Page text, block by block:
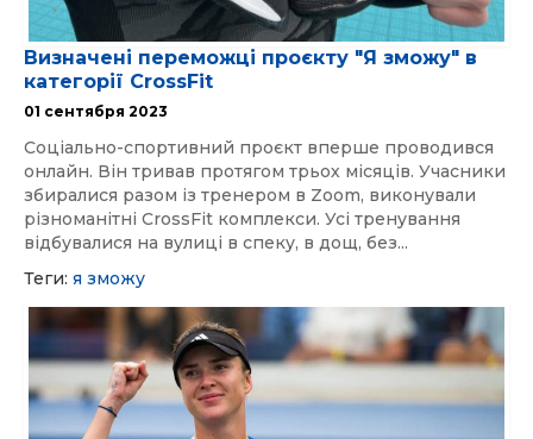
Визначені переможці проєкту "Я зможу" в
категорії CrossFit
01 сентября 2023
Соціально-спортивний проєкт вперше проводився
онлайн. Він тривав протягом трьох місяців. Учасники
збиралися разом із тренером в Zoom, виконували
різноманітні CrossFit комплекси. Усі тренування
відбувалися на вулиці в спеку, в дощ, без...
Теги: я зможу